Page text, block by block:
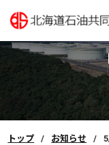
トップ お知らせ